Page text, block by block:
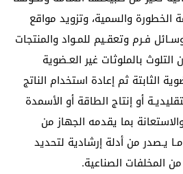
الخطورة والسمية، وتزويد مواقع
فـرم وتعقـيم للمـواد والمنتجات
بالملوثات غير العـضوية
الثابتة ثم إعادة استخدام الناتج
أو إنتاج الطاقة أو الأسمدة
بما يقدمه الجهاز من
يـصدر من أدلة إرشادية لتحديد
المخلفات الصناعية.